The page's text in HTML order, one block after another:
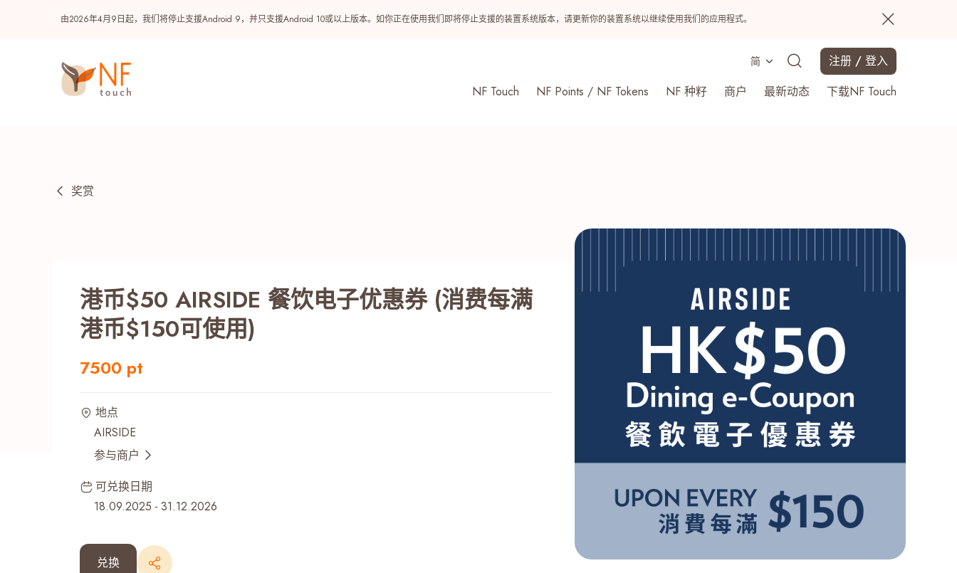
由2026年4月9日起，我们将停止支援Android 9，并只支援Android 10或以上版本。如你正在使用我们即将停止支援的装置系统版本，请更新你的装置系统以继续使用我们的应用程式。
简
注册 / 登入
NF Touch
NF Points / NF Tokens NF 种籽 商户 最新动态 下载NF Touch
NF 种籽 NF Points AIRSIDE 奖赏
最近搜寻纪录
奖赏
港币$50 AIRSIDE 餐饮电子优惠券 (消费每满
港币$150可使用)
7500 pt
地点
AIRSIDE
参与商户
可兑换日期
18.09.2025 - 31.12.2026
兑换